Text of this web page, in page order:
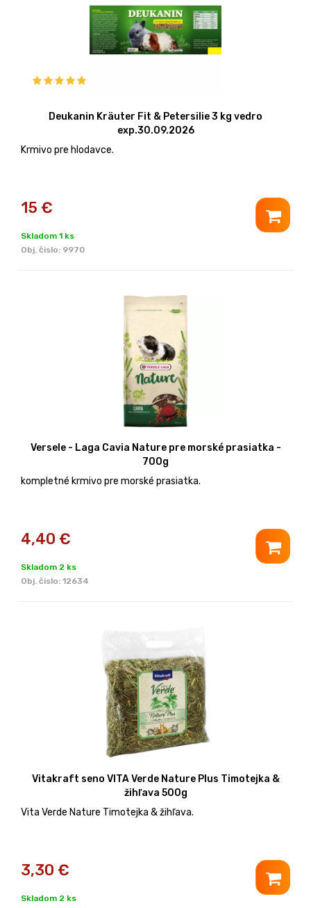
Deukanin Kräuter Fit & Petersilie 3 kg vedro
exp.30.09.2026
Krmivo pre hlodavce.
15 €
Skladom 1 ks
Obj. čislo: 9970
Versele - Laga Cavia Nature pre morské prasiatka -
700g
kompletné krmivo pre morské prasiatka.
4,40 €
Skladom 2 ks
Obj. čislo: 12634
Vitakraft seno VITA Verde Nature Plus Timotejka &
žihľava 500g
Vita Verde Nature Timotejka & žihľava.
3,30 €
Skladom 2 ks